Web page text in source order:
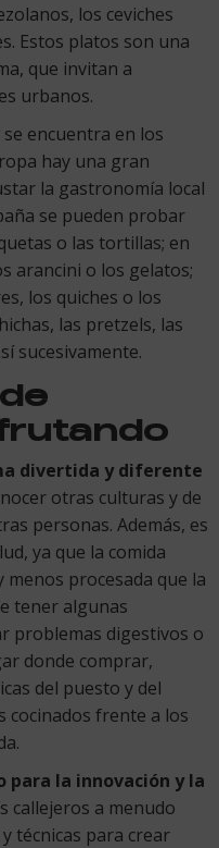
los ceviches
Estos platos son una
que invitan a
urbanos.
encuentra en los
hay una gran
la gastronomía local
se pueden probar
o las tortillas; en
arancini o los gelatos;
los quiches o los
las pretzels, las
sucesivamente.
divertida y diferente
otras culturas y de
personas. Además, es
ya que la comida
procesada que la
tener algunas
problemas digestivos o
donde comprar,
del puesto y del
frente a los
para la innovación y la
callejeros a menudo
técnicas para crear